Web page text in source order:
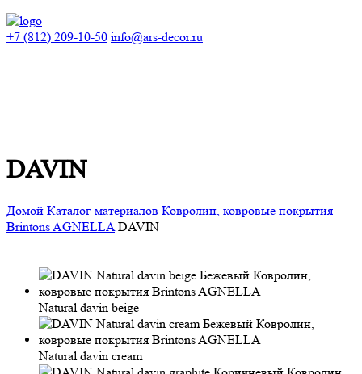
+7 (812) 209-10-50 info@ars-decor.ru
DAVIN
Домой Каталог материалов Ковролин, ковровые покрытия
Brintons AGNELLA DAVIN
Natural davin beige
Natural davin cream